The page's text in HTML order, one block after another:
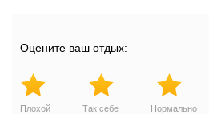
Оцените ваш отдых:
Плохой Так себе Нормально